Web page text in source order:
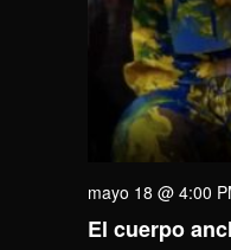
El cuerpo
mayo 18 @ 4:00